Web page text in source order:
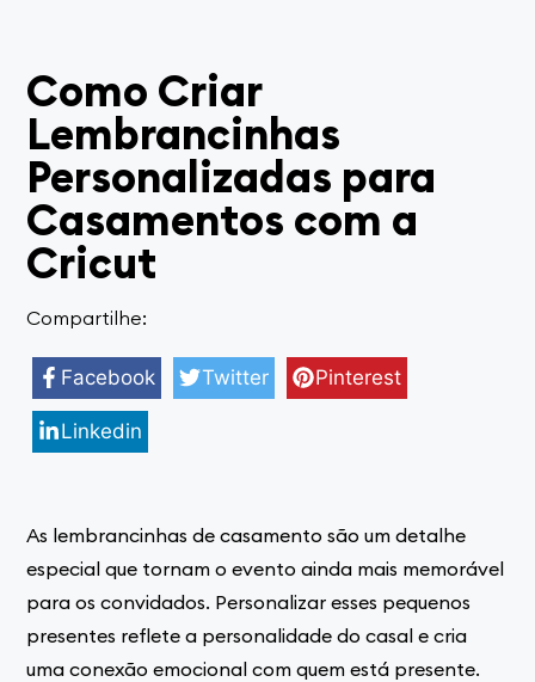
Como Criar
Lembrancinhas
Personalizadas para
Casamentos com a
Cricut
Compartilhe:
Facebook Twitter Pinterest
Linkedin
As lembrancinhas de casamento são um detalhe
especial que tornam o evento ainda mais memorável
para os convidados. Personalizar esses pequenos
presentes reflete a personalidade do casal e cria
uma conexão emocional com quem está presente.